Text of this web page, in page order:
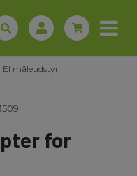
El måleudstyr
for